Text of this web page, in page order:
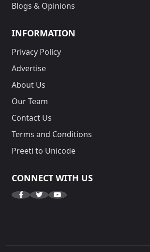
Blogs & Opinions
INFORMATION
Privacy Policy
Advertise
About Us
Our Team
Contact Us
Terms and Conditions
Preeti to Unicode
CONNECT WITH US